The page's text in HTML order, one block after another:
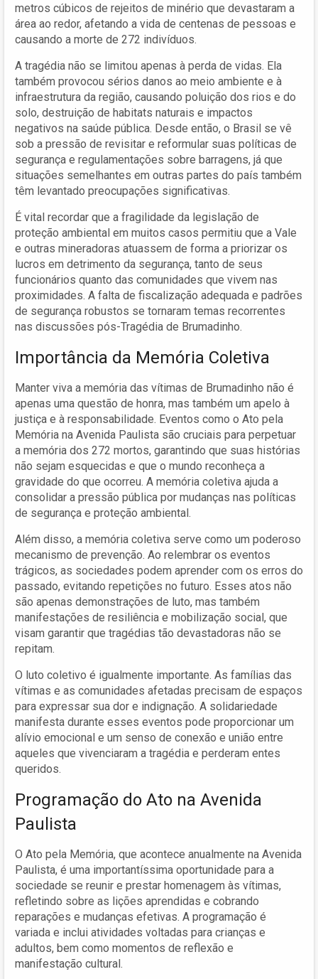
metros cúbicos de rejeitos de minério que devastaram a
área ao redor, afetando a vida de centenas de pessoas e
causando a morte de 272 indivíduos.
A tragédia não se limitou apenas à perda de vidas. Ela
também provocou sérios danos ao meio ambiente e à
infraestrutura da região, causando poluição dos rios e do
solo, destruição de habitats naturais e impactos
negativos na saúde pública. Desde então, o Brasil se vê
sob a pressão de revisitar e reformular suas políticas de
segurança e regulamentações sobre barragens, já que
situações semelhantes em outras partes do país também
têm levantado preocupações significativas.
É vital recordar que a fragilidade da legislação de
proteção ambiental em muitos casos permitiu que a Vale
e outras mineradoras atuassem de forma a priorizar os
lucros em detrimento da segurança, tanto de seus
funcionários quanto das comunidades que vivem nas
proximidades. A falta de fiscalização adequada e padrões
de segurança robustos se tornaram temas recorrentes
nas discussões pós-Tragédia de Brumadinho.
Importância da Memória Coletiva
Manter viva a memória das vítimas de Brumadinho não é
apenas uma questão de honra, mas também um apelo à
justiça e à responsabilidade. Eventos como o Ato pela
Memória na Avenida Paulista são cruciais para perpetuar
a memória dos 272 mortos, garantindo que suas histórias
não sejam esquecidas e que o mundo reconheça a
gravidade do que ocorreu. A memória coletiva ajuda a
consolidar a pressão pública por mudanças nas políticas
de segurança e proteção ambiental.
Além disso, a memória coletiva serve como um poderoso
mecanismo de prevenção. Ao relembrar os eventos
trágicos, as sociedades podem aprender com os erros do
passado, evitando repetições no futuro. Esses atos não
são apenas demonstrações de luto, mas também
manifestações de resiliência e mobilização social, que
visam garantir que tragédias tão devastadoras não se
repitam.
O luto coletivo é igualmente importante. As famílias das
vítimas e as comunidades afetadas precisam de espaços
para expressar sua dor e indignação. A solidariedade
manifesta durante esses eventos pode proporcionar um
alívio emocional e um senso de conexão e união entre
aqueles que vivenciaram a tragédia e perderam entes
queridos.
Programação do Ato na Avenida
Paulista
O Ato pela Memória, que acontece anualmente na Avenida
Paulista, é uma importantíssima oportunidade para a
sociedade se reunir e prestar homenagem às vítimas,
refletindo sobre as lições aprendidas e cobrando
reparações e mudanças efetivas. A programação é
variada e inclui atividades voltadas para crianças e
adultos, bem como momentos de reflexão e
manifestação cultural.